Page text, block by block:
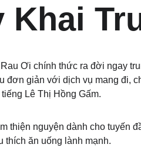
Khai
Ơi chính thức ra đời ngay
đơn giản với dịch vụ mang đi,
Lê Thị Hồng Gấm.
thiện nguyện dành cho tuyến
thích ăn uống lành mạnh.